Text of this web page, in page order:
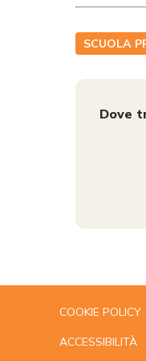
SCUOLA
Dove
COOKIE POLICY
ACCESSIBILITÀ